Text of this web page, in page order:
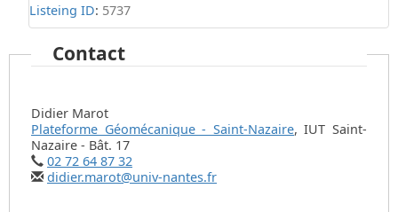
Listeing ID: 5737
Contact
Didier Marot
Plateforme Géomécanique - Saint-Nazaire, IUT Saint-
Nazaire - Bât. 17
02 72 64 87 32
didier.marot@univ-nantes.fr